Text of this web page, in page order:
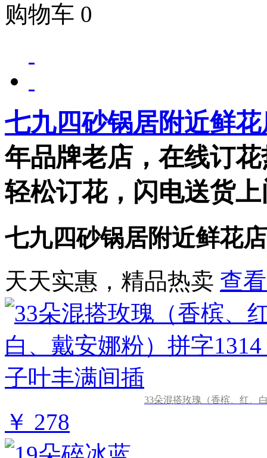
购物车 0
七九四砂锅居附近鲜花
年品牌老店，在线订
轻松订花，闪电送货
七九四砂锅居附近鲜花
天天实惠，精品热卖 查
33朵混搭玫瑰（香槟、红、
￥ 278